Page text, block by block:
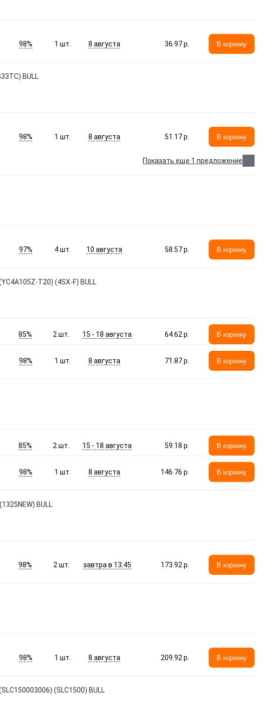
98% 1шт. 8 августа 36.97 p. В корзину
BULL
98% 1шт. 8 августа 51.17 p. В корзину
Показать еще 1 предложение
97% 4шт. 10 августа 58.57 p. В корзину
T20) (4SX-F) BULL
85% 2 шт. 15 - 18 августа 64.62 p. В корзину
98% 1шт. 8 августа 71.87 p. В корзину
85% 2 шт. 15 - 18 августа 59.18 p. В корзину
98% 1шт. 8 августа 146.76 p. В корзину
BULL
98% 2шт. завтра в 13:45 173.92 p. В корзину
98% 1шт. 8 августа 209.92 p. В корзину
(SLC1500) BULL